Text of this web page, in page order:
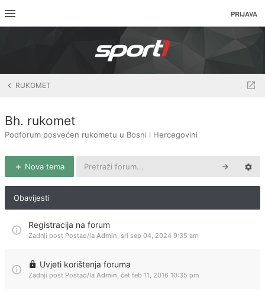
PRIJAVA
RUKOMET
Bh. rukomet
Podforum posvećen rukometu u Bosni i Hercegovini
Nova tema
Obavijesti
Registracija na forum
Zadnji post Postao/la Admin, sri sep 04, 2024 9:35 am
Uvjeti korištenja foruma
Zadnji post Postao/la Admin, čet feb 11, 2016 10:35 pm